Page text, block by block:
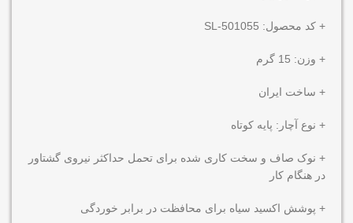
+ کد محصول: SL-501055
+ وزن: 15 گرم
+ ساخت ایران
+ نوع آچار: پایه کوتاه
+ نوک صاف و سخت کاری شده برای تحمل حداکثر نیروی گشتاور
در هنگام کار
+ پوشش اکسید سیاه برای محافظت در برابر خوردگی